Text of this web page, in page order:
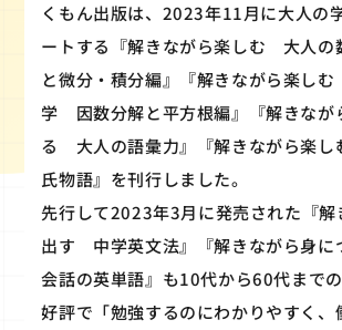
くもん出版は、2023年11月に大人の
ートする『解きながら楽しむ 大人
と微分・積分編』『解きながら楽し
学 因数分解と平方根編』『解きなが
る 大人の語彙力』『解きながら楽
氏物語』を刊行しました。
先行して2023年3月に発売された『解
出す 中学英文法』『解きながら身
会話の英単語』も10代から60代まで
好評で「勉強するのにわかりやすく、